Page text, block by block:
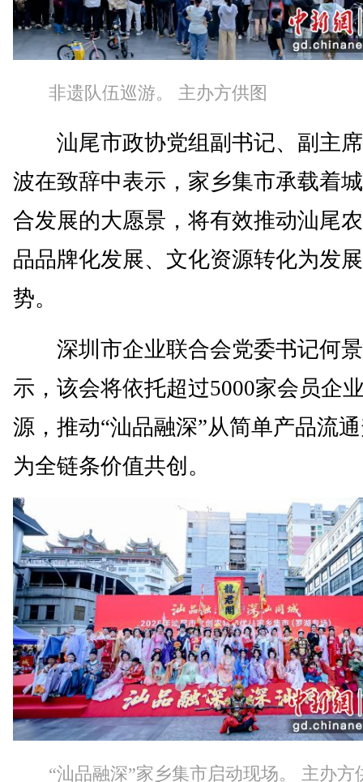
非遗队伍巡游。 主办方供图
汕尾市政协党组副书记、副主
波在致辞中表示，家乡集市承载着
合发展的大愿景，将有效推动汕尾
品品牌化发展、文化资源转化为发
势。
深圳市企业联合会党委书记何
示，该会将依托超过5000家会员企
源，推动“汕品融深”从简单产品流
为全链条价值共创。
“汕品融深”家乡集市启动现场。 主办方